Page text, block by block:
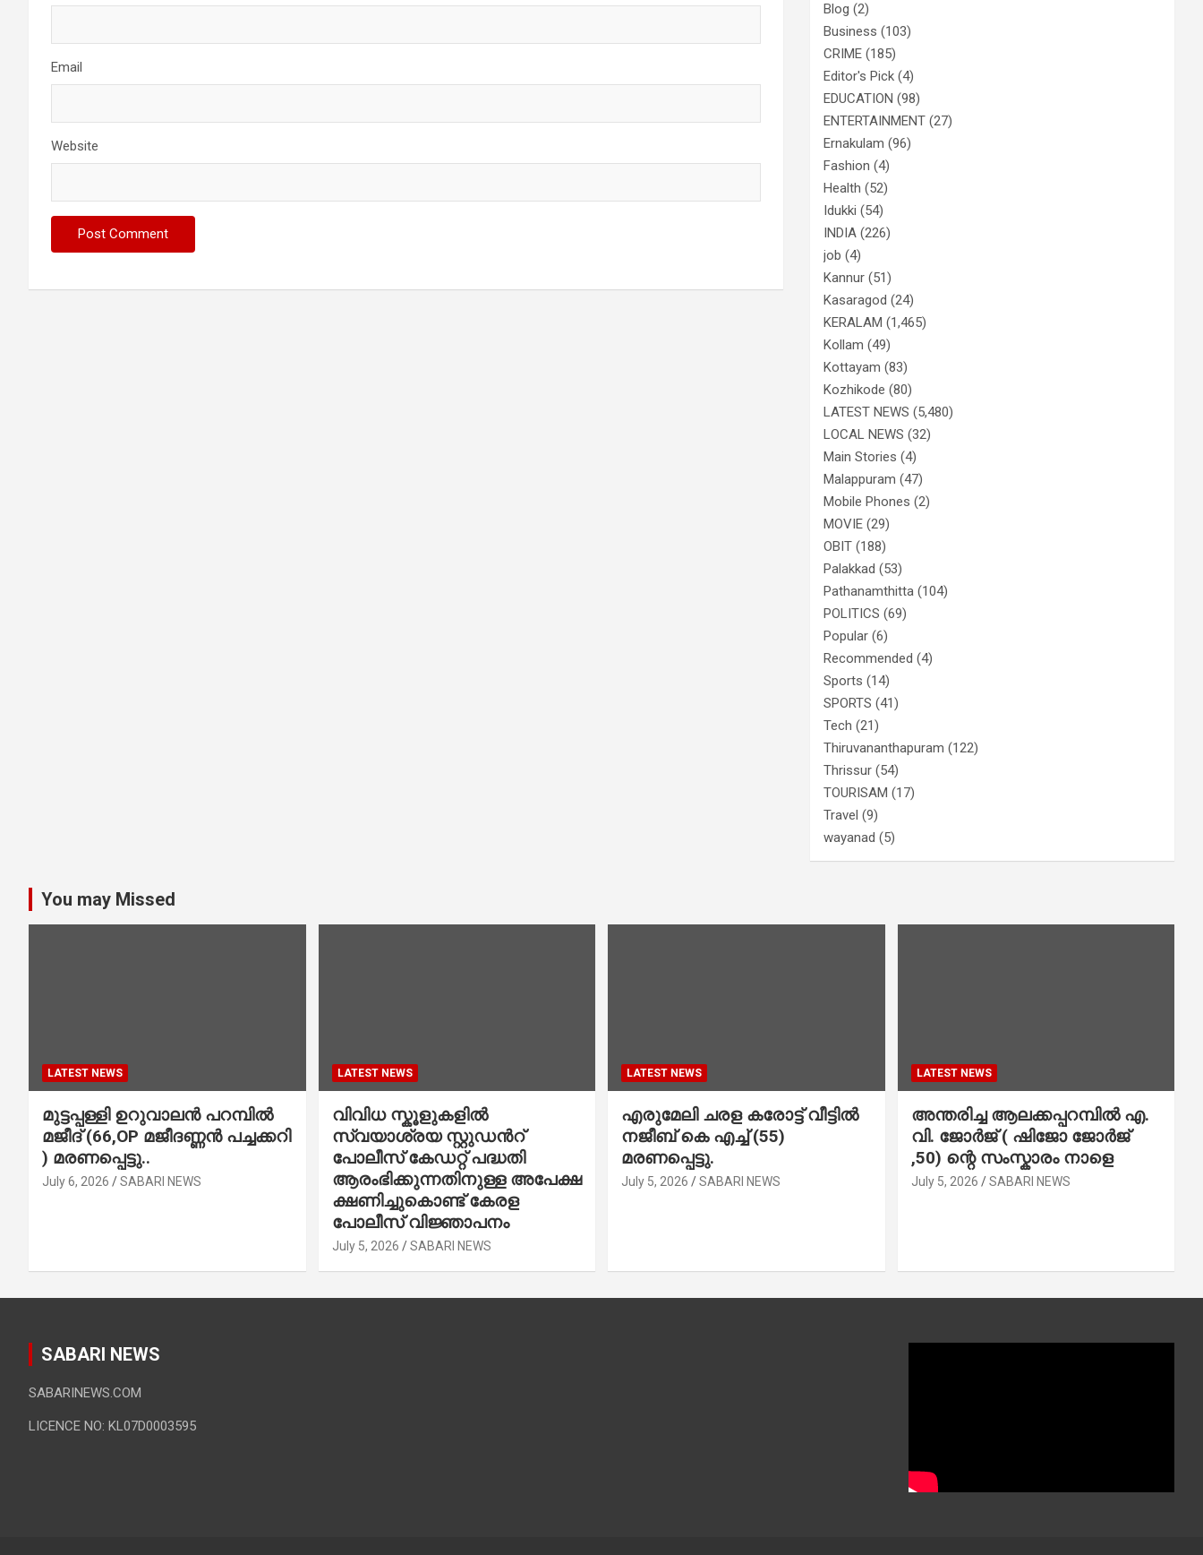
Email
Website
Blog (2)
Business (103)
CRIME (185)
Editor's Pick (4)
EDUCATION (98)
ENTERTAINMENT (27)
Ernakulam (96)
Fashion (4)
Health (52)
Idukki (54)
INDIA (226)
job (4)
Kannur (51)
Kasaragod (24)
KERALAM (1,465)
Kollam (49)
Kottayam (83)
Kozhikode (80)
LATEST NEWS (5,480)
LOCAL NEWS (32)
Main Stories (4)
Malappuram (47)
Mobile Phones (2)
MOVIE (29)
OBIT (188)
Palakkad (53)
Pathanamthitta (104)
POLITICS (69)
Popular (6)
Recommended (4)
Sports (14)
SPORTS (41)
Tech (21)
Thiruvananthapuram (122)
Thrissur (54)
TOURISAM (17)
Travel (9)
wayanad (5)
You may Missed
LATEST NEWS
മുട്ടപ്പള്ളി ഉറുവാലൻ പറമ്പിൽ
മജീദ് (66,OP മജീദണ്ണൻ പച്ചക്കറി
) മരണപ്പെട്ടു..
July 6, 2026 SABARI NEWS
LATEST NEWS
വിവിധ സ്കൂളുകളില്‍
സ്വയാശ്രയ സ്റ്റുഡന്‍റ്
പോലീസ് കേഡറ്റ് പദ്ധതി
ആരംഭിക്കുന്നതിനുള്ള അപേക്ഷ
ക്ഷണിച്ചുകൊണ്ട് കേരള
പോലീസ് വിജ്ഞാപനം
July 5, 2026 SABARI NEWS
LATEST NEWS
എരുമേലി ചരള കരോട്ട് വീട്ടിൽ
നജീബ് കെ എച്ച് (55)
മരണപ്പെട്ടു.
July 5, 2026 SABARI NEWS
LATEST NEWS
അന്തരിച്ച ആ​ല​ക്ക​പ്പ​റമ്പിൽ​ എ.​
വി. ജോ​ർ​ജ് ( ഷിജോ ജോർജ്
,50) ന്റെ സംസ്കാരം നാളെ
July 5, 2026 SABARI NEWS
SABARI NEWS
SABARINEWS.COM
LICENCE NO: KL07D0003595